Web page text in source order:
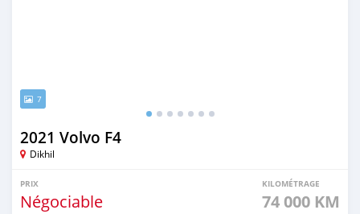
7
2021 Volvo F4
Dikhil
PRIX
Négociable
KILOMÉTRAGE
74 000 KM